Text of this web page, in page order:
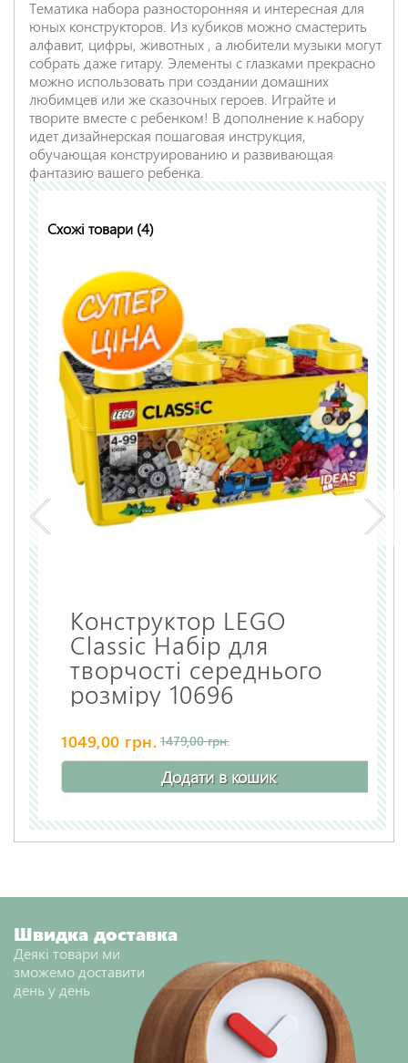
Тематика набора разносторонняя и интересная для
юных конструкторов. Из кубиков можно смастерить
алфавит, цифры, животных , а любители музыки могут
собрать даже гитару. Элементы с глазками прекрасно
можно использовать при создании домашних
любимцев или же сказочных героев. Играйте и
творите вместе с ребенком! В дополнение к набору
идет дизайнерская пошаговая инструкция,
обучающая конструированию и развивающая
фантазию вашего ребенка.
Схожі товари (4)
Конструктор LEGO
Classic Набір для
творчості середнього
розміру 10696
1049,00 грн. 1479,00 грн.
Додати в кошик
НАДІСЛАТИ ВІДГУК
Швидка доставка
Деякі товари ми
зможемо доставити
день у день